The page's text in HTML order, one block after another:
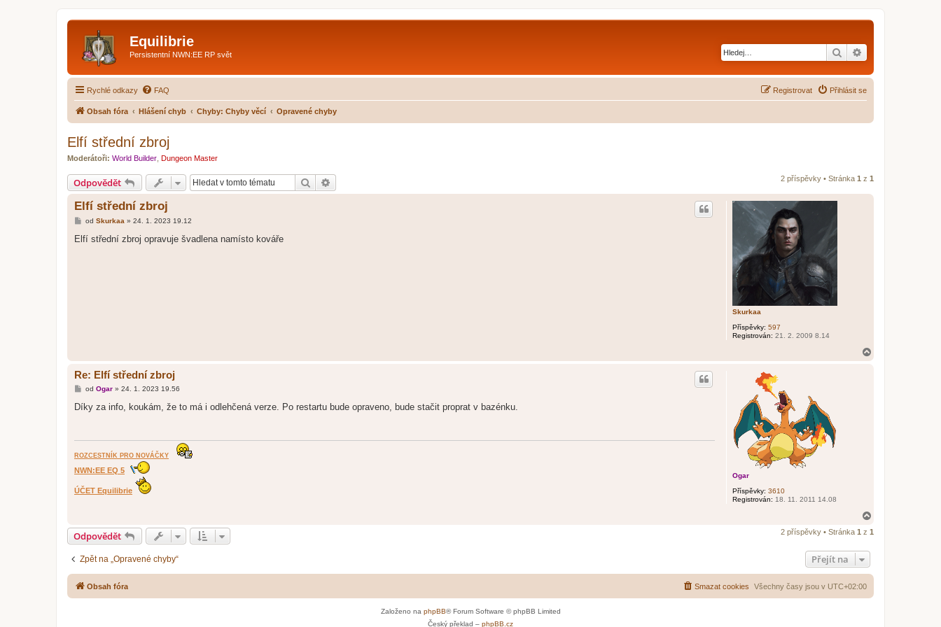
Equilibrie
Persistentní NWN:EE RP svět Hledat
Rychlé odkazy FAQ Přihlásit se
Registrovat
Obsah fóra Hlášení chyb Chyby: Chyby věcí Opravené chyby
Elfí střední zbroj
Moderátoři: World Builder Dungeon Master
Odpovědět Hledat 2 příspěvky • Stránka 1 z 1
Skurkaa
Příspěvky: 597
Registrován: 21. 2. 2009 8.14
Elfí střední zbroj
P
í
od Skurkaa » 24. 1. 2023 19.12
Elfí střední zbroj opravuje švadlena namísto kováře
Ogar
Příspěvky: 3610
Registrován: 18. 11. 2011 14.08
Re: Elfí střední zbroj
P
í
k
od Ogar» 24. 1. 2023 19.56
Díky za info, koukám, že to má i odlehčená verze. Po restartu bude opraveno, bude stačit proprat v bazénku.
ROZCESTNÍK PRO NOVÁČKY
NWN:EE EQ 5
ÚČET Equilibrie
h
Odpovědět 2 příspěvky • Stránka 1 z 1
Zpět na „Opravené chyby“ Přejít na
Obsah fóra Všechny časy jsou v UTC+02:00
Smazat cookies
Založeno na phpBB® Forum Software © phpBB Limited
Český překlad – phpBB.cz